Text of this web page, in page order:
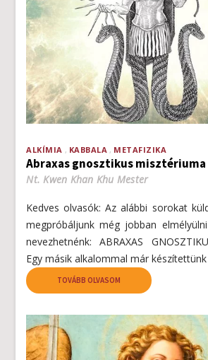
ALKÍMIA KABBALA METAFIZIKA
Abraxas gnosztikus misztériuma
Nt. Kwen Khan Khu Mester
Kedves olvasók: Az alábbi sorokat
megpróbáljunk még jobban
nevezhetnénk: ABRAXAS
Egy másik alkalommal már
TOVÁBB OLVASOM